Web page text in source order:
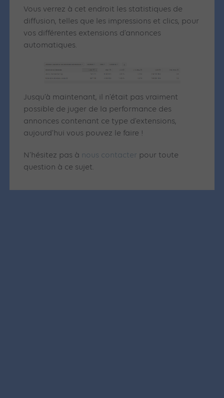
Vous verrez à cet endroit les statistiques de
diffusion, telles que les impressions et clics, pour
vos différentes extensions d’annonces
automatiques.
Jusqu’à maintenant, il n’était pas vraiment
possible de juger de la performance des
annonces contenant ce type d’extensions,
aujourd’hui vous pouvez le faire !
N’hésitez pas à nous contacter pour toute
question à ce sujet.